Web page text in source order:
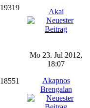
19319
Akai
18551
Mo 23. Jul 2012,
18:07
Akapnos
Brengalan